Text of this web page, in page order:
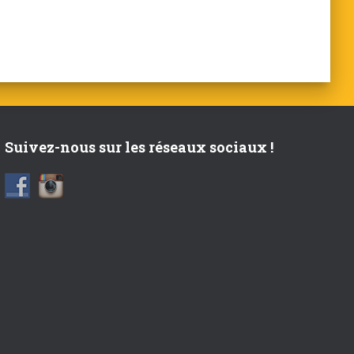
Suivez-nous sur les réseaux sociaux !